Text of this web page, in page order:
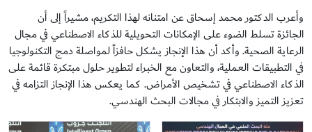
وأعرب الدكتور محمد إسحاق عن امتنانه لهذا التكريم، مشيراً إلى أن
الجائزة تسلط الضوء على الإمكانات التحويلية للذكاء الاصطناعي في مجال
الرعاية الصحية. وأكد أن هذا الإنجاز يشكل حافزاً لمواصلة دمج التكنولوجيا
في التطبيقات العملية، والتعاون مع الخبراء لتطوير حلول مبتكرة قائمة على
الذكاء الاصطناعي في تشخيص الأمراض. كما يعكس هذا الإنجاز التزامه في
تعزيز التميز والابتكار في مجالات البحث الهندسي.